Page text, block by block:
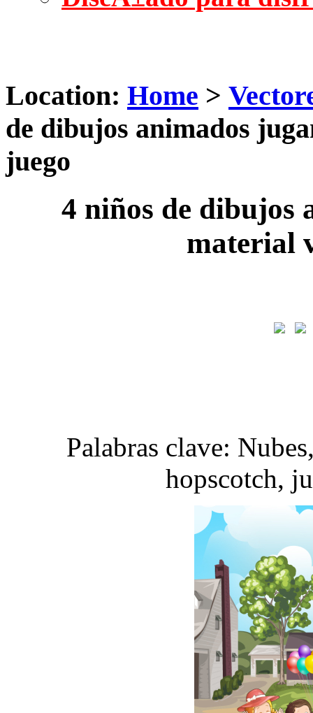
Location: Home >
de dibujos animados
juego
4 niños de dibujos
material
Palabras clave:
hopscotch,